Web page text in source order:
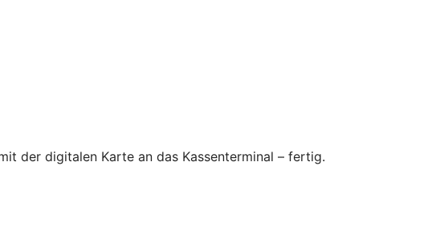
der digitalen Karte an das Kassenterminal – fertig.